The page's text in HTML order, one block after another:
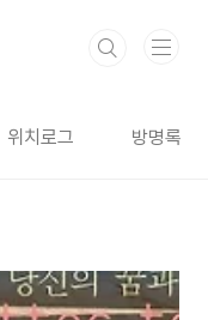
위치로그 방명록